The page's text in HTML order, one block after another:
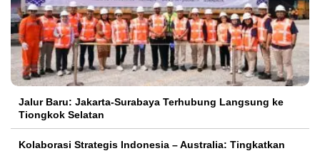
Jalur Baru: Jakarta-Surabaya Terhubung Langsung ke
Tiongkok Selatan
Kolaborasi Strategis Indonesia – Australia: Tingkatkan